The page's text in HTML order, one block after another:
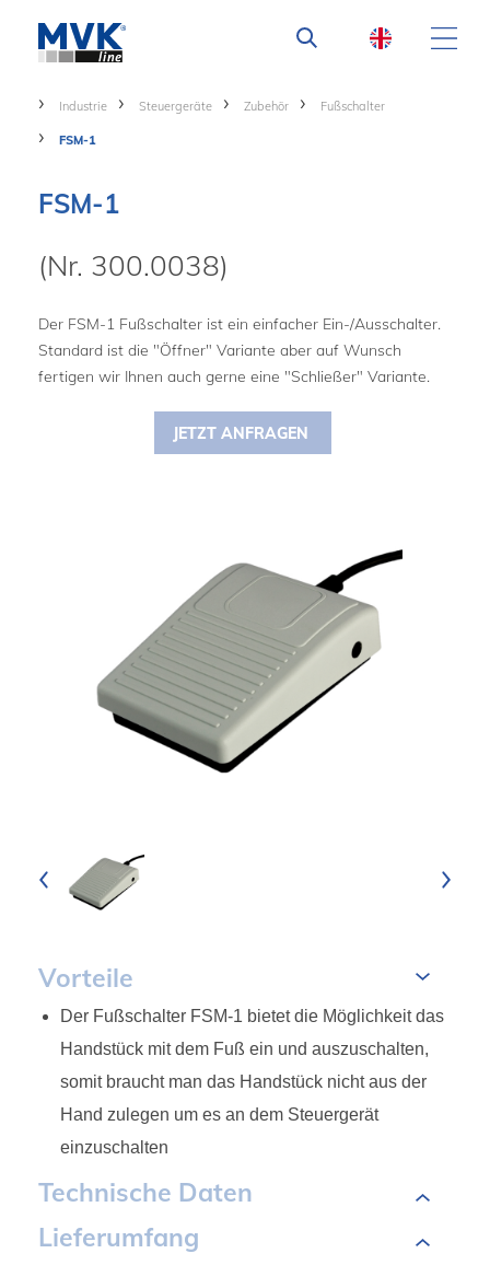
Industrie Steuergeräte Zubehör Fußschalter
FSM-1
FSM-1
(Nr. 300.0038)
Der FSM-1 Fußschalter ist ein einfacher Ein-/Ausschalter.
Standard ist die "Öffner" Variante aber auf Wunsch
fertigen wir Ihnen auch gerne eine "Schließer" Variante.
JETZT ANFRAGEN
Vorteile
Der Fußschalter FSM-1 bietet die Möglichkeit das
Handstück mit dem Fuß ein und auszuschalten,
somit braucht man das Handstück nicht aus der
Hand zulegen um es an dem Steuergerät
einzuschalten
Technische Daten
Lieferumfang